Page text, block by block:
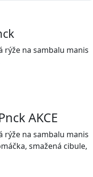
na sambalu manis
AKCE
na sambalu manis
smažená cibule,